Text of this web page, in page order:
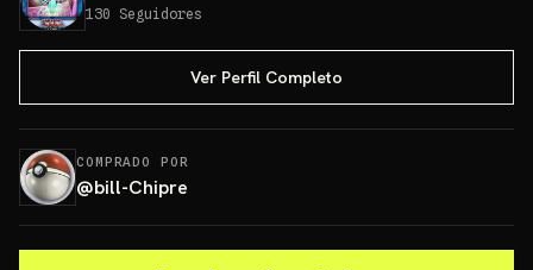
130 Seguidores
Ver Perfil Completo
COMPRADO POR
@bill-Chipre